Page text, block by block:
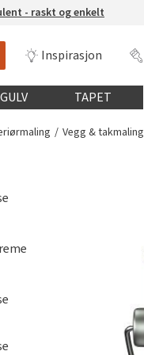
- raskt og enkelt
Inspirasjon
mobil
GULV TAPET
Vegg & takmaling